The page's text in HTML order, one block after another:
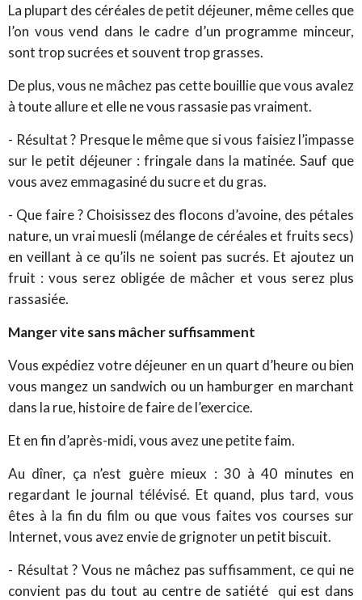
La plupart des céréales de petit déjeuner, même celles que
l’on vous vend dans le cadre d’un programme minceur,
sont trop sucrées et souvent trop grasses.
De plus, vous ne mâchez pas cette bouillie que vous avalez
à toute allure et elle ne vous rassasie pas vraiment.
- Résultat ? Presque le même que si vous faisiez l’impasse
sur le petit déjeuner : fringale dans la matinée. Sauf que
vous avez emmagasiné du sucre et du gras.
- Que faire ? Choisissez des flocons d’avoine, des pétales
nature, un vrai muesli (mélange de céréales et fruits secs)
en veillant à ce qu’ils ne soient pas sucrés. Et ajoutez un
fruit : vous serez obligée de mâcher et vous serez plus
rassasiée.
Manger vite sans mâcher suffisamment
Vous expédiez votre déjeuner en un quart d’heure ou bien
vous mangez un sandwich ou un hamburger en marchant
dans la rue, histoire de faire de l’exercice.
Et en fin d’après-midi, vous avez une petite faim.
Au dîner, ça n’est guère mieux : 30 à 40 minutes en
regardant le journal télévisé. Et quand, plus tard, vous
êtes à la fin du film ou que vous faites vos courses sur
Internet, vous avez envie de grignoter un petit biscuit.
- Résultat ? Vous ne mâchez pas suffisamment, ce qui ne
convient pas du tout au centre de satiété qui est dans